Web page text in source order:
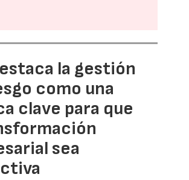
la gestión
como una
clave para que
sea